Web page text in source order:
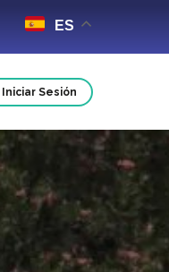
ES
Iniciar Sesión